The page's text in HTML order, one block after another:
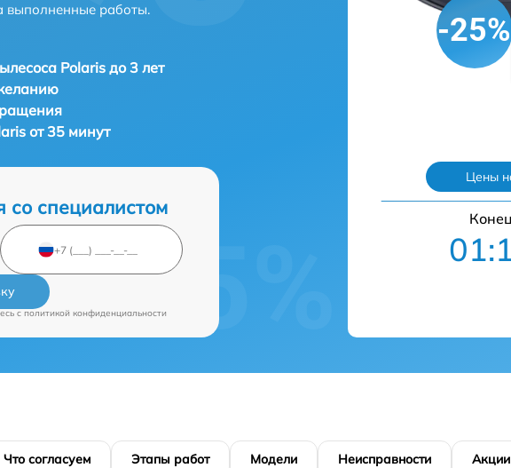
выполненные работы.
Polaris до 3 лет
от 35 минут
со специалистом
cполитикой конфиденциальности
-25%
Цены
Что согласуем Этапы работ Модели Неисправности Акции